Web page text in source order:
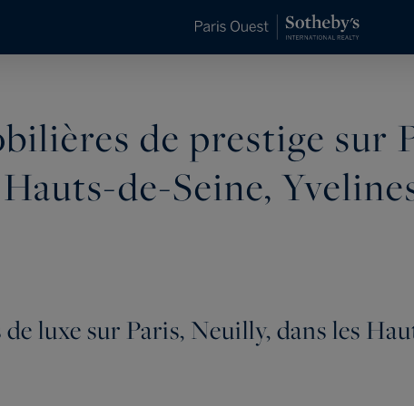
de prestige sur
de-Seine,
luxe sur Paris, Neuilly, dans les